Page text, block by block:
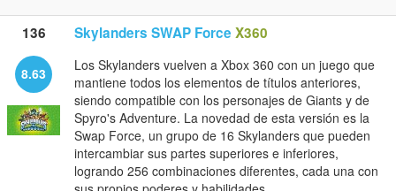
136 Skylanders SWAP Force X360
8.63
Los Skylanders vuelven a Xbox 360 con un juego que
mantiene todos los elementos de títulos anteriores,
siendo compatible con los personajes de Giants y de
Spyro's Adventure. La novedad de esta versión es la
Swap Force, un grupo de 16 Skylanders que pueden
intercambiar sus partes superiores e inferiores,
logrando 256 combinaciones diferentes, cada una con